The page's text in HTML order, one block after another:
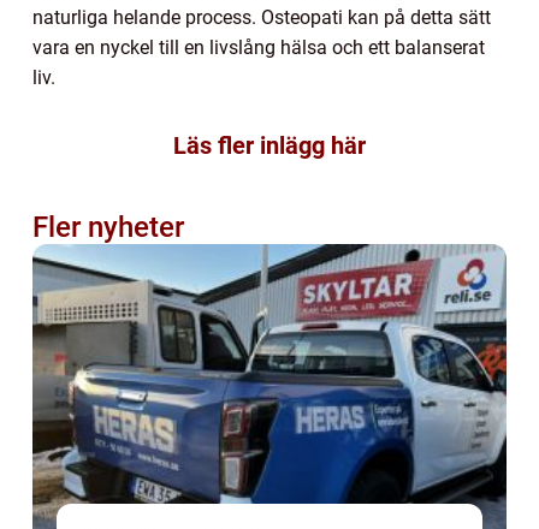
naturliga helande process. Osteopati kan på detta sätt
vara en nyckel till en livslång hälsa och ett balanserat
liv.
Läs fler inlägg här
Fler nyheter